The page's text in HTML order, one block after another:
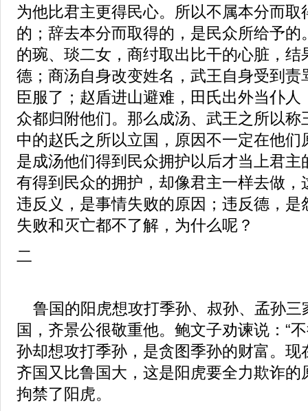
为他比君主更得民心。所以不属本分而取
的；辞去本分而取得的，是民众所给予的
的琬、琰二女，商纣取出比干的心脏，结
德；商汤自身改变姓名，武王自身受到责
臣服了；赵盾进山避难，田氏出外当仆
众都归附他们。那么成汤、武王之所以称
中的赵氏之所以立国，原因不一定在他们
是成汤他们得到民众拥护以后才当上君主
有得到民众的拥护，却像君主一样去做，
违反义，是事情失败的原因；违反德，是
失败和灭亡都不了解，为什么呢？
二
鲁国的阳虎想攻打季孙、叔孙、孟孙三
国，齐景公很敬重他。鲍文子劝谏说：“
孙却想攻打季孙，是贪图季孙的财富。现
齐国又比鲁国大，这是阳虎要全力欺诈的
拘禁了阳虎。